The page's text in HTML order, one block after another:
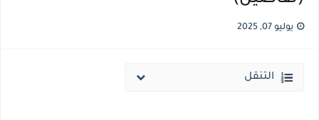
يوليو 07, 2025
التنقل